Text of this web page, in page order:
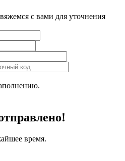
с вами для уточнения
время.